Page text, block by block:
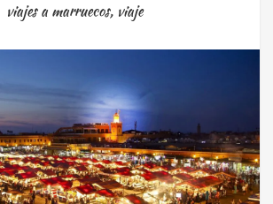
viajes a marruecos, viaje